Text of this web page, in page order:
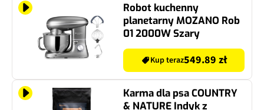
Robot kuchenny
planetarny MOZANO Rob
01 2000W Szary
Kup teraz549.89 zł
Karma dla psa COUNTRY
& NATURE Indyk z